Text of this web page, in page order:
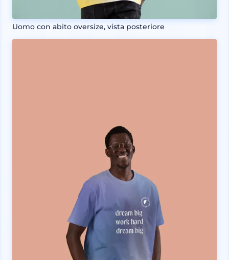
Uomo con abito oversize, vista posteriore